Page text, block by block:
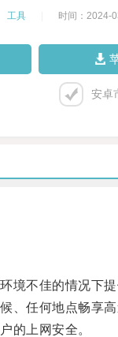
工具 时间：2024-
安卓
不佳的情况下提
任何地点畅享高
的上网安全。